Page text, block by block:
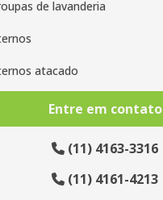
de lavanderia
atacado
transporte de ternos
Entre em contato
(11) 4163-3316
(11) 4161-4213